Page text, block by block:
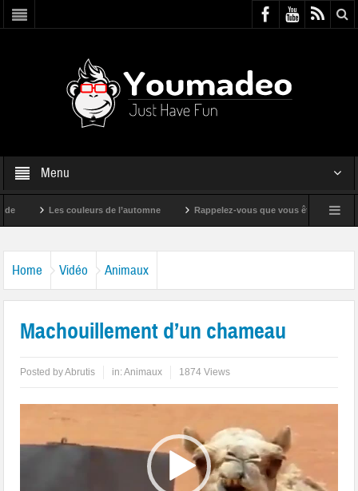
Menu
Les couleurs de l’automne Rappelez-vous que vous êtes super !
Home Vidéo Animaux
Machouillement d’un chameau
Posted byAbrutis in:Animaux 1874 Views